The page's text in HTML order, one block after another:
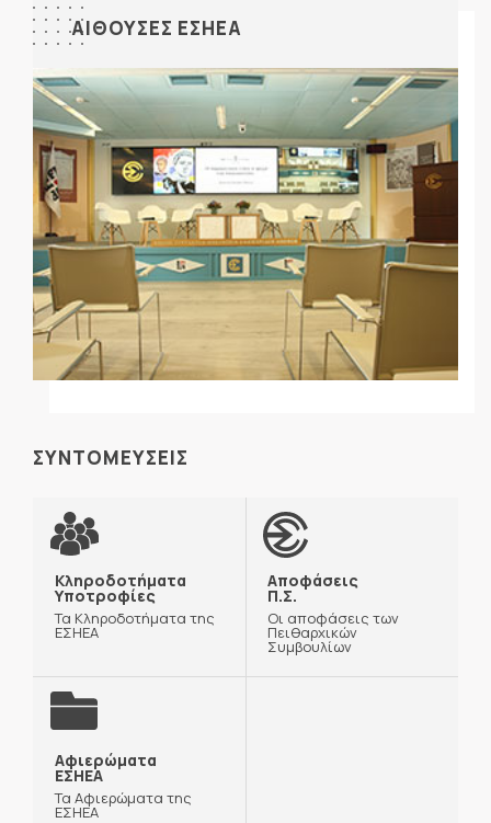
ΑΙΘΟΥΣΕΣ ΕΣΗΕΑ
ΣΥΝΤΟΜΕΥΣΕΙΣ
Κληροδοτήματα
Υποτροφίες
Τα Κληροδοτήματα της
ΕΣΗΕΑ
Αποφάσεις
Π.Σ.
Οι αποφάσεις των
Πειθαρχικών
Συμβουλίων
Αφιερώματα
ΕΣΗΕΑ
Τα Αφιερώματα της
ΕΣΗΕΑ